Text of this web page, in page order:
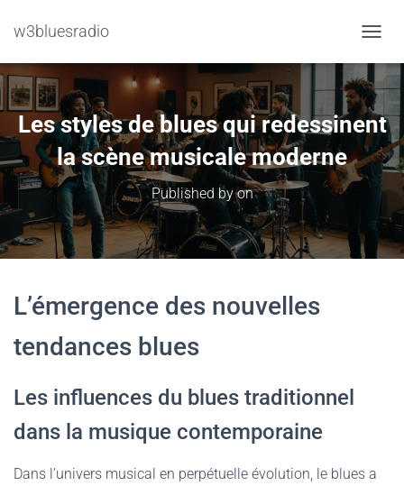
w3bluesradio
Les styles de blues qui redessinent
la scène musicale moderne
Published byon
L’émergence des nouvelles
tendances blues
Les influences du blues traditionnel
dans la musique contemporaine
Dans l’univers musical en perpétuelle évolution, le blues a